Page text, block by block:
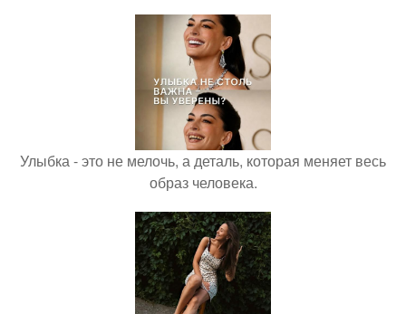
Улыбка - это не мелочь, а деталь, которая меняет весь
образ человека.